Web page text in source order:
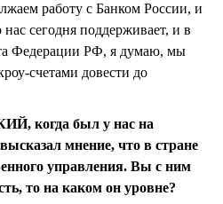
работу с Банком России, и
сегодня поддерживает, и в
Федерации РФ, я думаю, мы
счетами довести до
когда был у нас на
мнение, что в стране
управления. Вы с ним
то на каком он уровне?